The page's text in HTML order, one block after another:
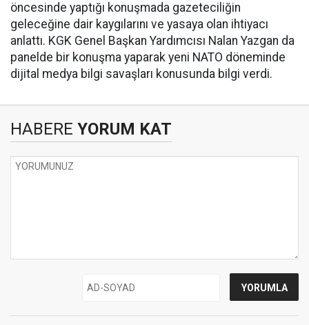
öncesinde yaptığı konuşmada gazeteciliğin
geleceğine dair kaygılarını ve yasaya olan ihtiyacı
anlattı. KGK Genel Başkan Yardımcısı Nalan Yazgan da
panelde bir konuşma yaparak yeni NATO döneminde
dijital medya bilgi savaşları konusunda bilgi verdi.
HABERE YORUM KAT